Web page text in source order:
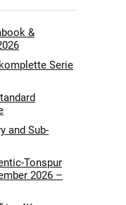
&
Serie
and Sub-
Tonspur
2026 –